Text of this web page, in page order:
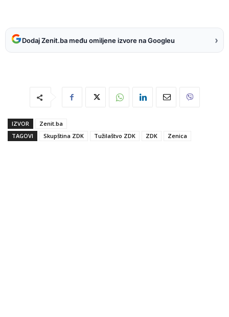
Dodaj Zenit.ba među omiljene izvore na Googleu ›
IZVOR
Zenit.ba
TAGOVI
Skupština ZDK Tužilaštvo ZDK ZDK Zenica